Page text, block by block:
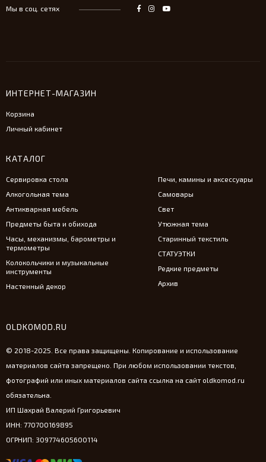
Мы в соц. сетях
ИНТЕРНЕТ-МАГАЗИН
Корзина
Личный кабинет
КАТАЛОГ
Сервировка стола
Алкогольная тема
Антикварная мебель
Предметы быта и обихода
Часы, механизмы, барометры и
термометры
Колокольчики и музыкальные
инструменты
Настенный декор
Печи, камины и аксессуары
Самовары
Свет
Утюжная тема
Старинный текстиль
СТАТУЭТКИ
Редкие предметы
Архив
OLDKOMOD.RU
© 2018-2025. Все права защищены. Копирование и использование
материалов сайта запрещено. При любом использовании текстов,
фотографий или иных материалов сайта ссылка на сайт oldkomod.ru
обязательна.
ИП Шахрай Валерий Григорьевич
ИНН: 770700169895
ОГРНИП: 309774605600114